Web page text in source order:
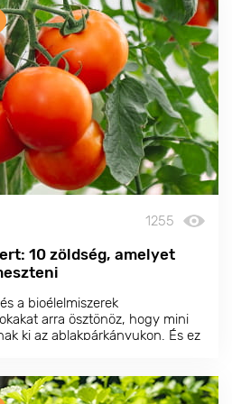
1255
10 zöldség, amelyet
a bioélelmiszerek
arra ösztönöz, hogy mini
ki az ablakpárkányukon. És ez